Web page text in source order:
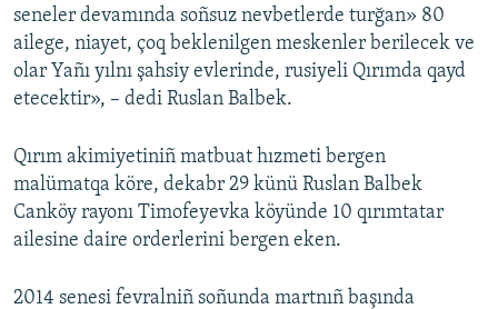
seneler devamında soñsuz nevbetlerde turğan» 80
ailege, niayet, çoq beklenilgen meskenler berilecek ve
olar Yañı yılnı şahsiy evlerinde, rusiyeli Qırımda qayd
etecektir», – dedi Ruslan Balbek.
Qırım akimiyetiniñ matbuat hızmeti bergen
malümatqa köre, dekabr 29 künü Ruslan Balbek
Canköy rayonı Timofeyevka köyünde 10 qırımtatar
ailesine daire orderlerini bergen eken.
2014 senesi fevralniñ soñunda martnıñ başında